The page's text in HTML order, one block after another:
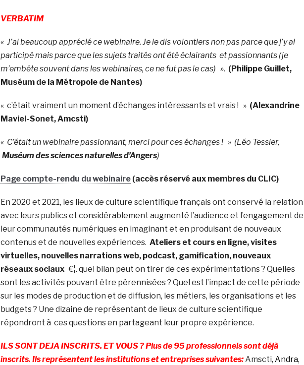
VERBATIM
« J’ai beaucoup apprécié ce webinaire. Je le dis volontiers non pas parce que j’y ai
participé mais parce que les sujets traités ont été éclairants et passionnants (je
m’embête souvent dans les webinaires, ce ne fut pas le cas) ». (Philippe Guillet,
Muséum de la Métropole de Nantes)
« c’était vraiment un moment d’échanges intéressants et vrais ! » (Alexandrine
Maviel-Sonet, Amcsti)
« C’était un webinaire passionnant, merci pour ces échanges ! » (Léo Tessier,
Muséum des sciences naturelles d’Angers)
Page compte-rendu du webinaire(accès réservé aux membres du CLIC)
En 2020 et 2021, les lieux de culture scientifique français ont conservé la relation
avec leurs publics et considérablement augmenté l’audience et l’engagement de
leur communautés numériques en imaginant et en produisant de nouveaux
contenus et de nouvelles expériences. Ateliers et cours en ligne, visites
virtuelles, nouvelles narrations web, podcast, gamification, nouveaux
réseaux sociaux€¦. quel bilan peut on tirer de ces expérimentations ? Quelles
sont les activités pouvant être pérennisées ? Quel est l’impact de cette période
sur les modes de production et de diffusion, les métiers, les organisations et les
budgets ? Une dizaine de représentant de lieux de culture scientifique
répondront à ces questions en partageant leur propre expérience.
ILS SONT DEJA INSCRITS. ET VOUS ? Plus de 95 professionnels sont déjà
inscrits. Ils représentent les institutions et entreprises suivantes:Amscti, Andra,